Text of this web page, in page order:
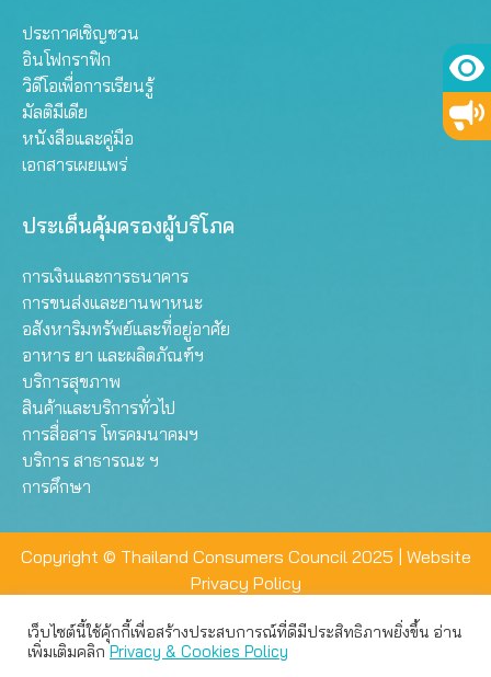
ประกาศเชิญชวน
อินโฟกราฟิก
วิดีโอเพื่อการเรียนรู้
มัลติมีเดีย
หนังสือและคู่มือ
เอกสารเผยแพร่
ประเด็นคุ้มครองผู้บริโภค
การเงินและการธนาคาร
การขนส่งและยานพาหนะ
อสังหาริมทรัพย์และที่อยู่อาศัย
อาหาร ยา และผลิตภัณฑ์ฯ
บริการสุขภาพ
สินค้าและบริการทั่วไป
การสื่อสาร โทรคมนาคมฯ
บริการ สาธารณะ ฯ
การศึกษา
Copyright © Thailand Consumers Council 2025 | Website
Privacy Policy
เว็บไซต์นี้ใช้คุ้กกี้เพื่อสร้างประสบการณ์ที่ดีมีประสิทธิภาพยิ่งขึ้น อ่าน
เพิ่มเติมคลิกPrivacy & Cookies Policy
เว็บไซต์นี้ใช้คุกกี้เพื่อมอบประสบการณ์การใช้งานที่ดีให้แก่ท่าน คุณ
สามารถเลือกตั้งค่าความเป็นส่วนตัวได้